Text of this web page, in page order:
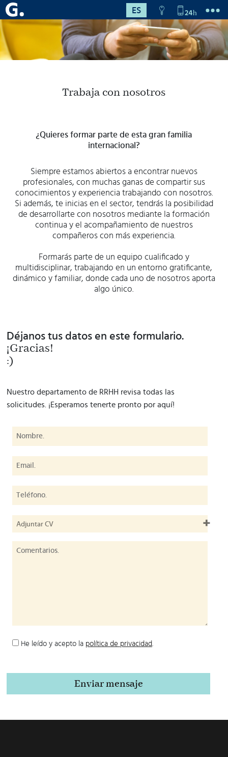
ES
Trabaja con nosotros
¿Quieres formar parte de esta gran familia
internacional?
Siempre estamos abiertos a encontrar nuevos
profesionales, con muchas ganas de compartir sus
conocimientos y experiencia trabajando con nosotros.
Si además, te inicias en el sector, tendrás la posibilidad
de desarrollarte con nosotros mediante la formación
continua y el acompañamiento de nuestros
compañeros con más experiencia.
Formarás parte de un equipo cualificado y
multidisciplinar, trabajando en un entorno gratificante,
dinámico y familiar, donde cada uno de nosotros aporta
algo único.
Déjanos tus datos en este formulario.
¡Gracias!
:)
Nuestro departamento de RRHH revisa todas las
solicitudes. ¡Esperamos tenerte pronto por aquí!
Adjuntar CV
He leído y acepto la política de privacidad
Enviar mensaje